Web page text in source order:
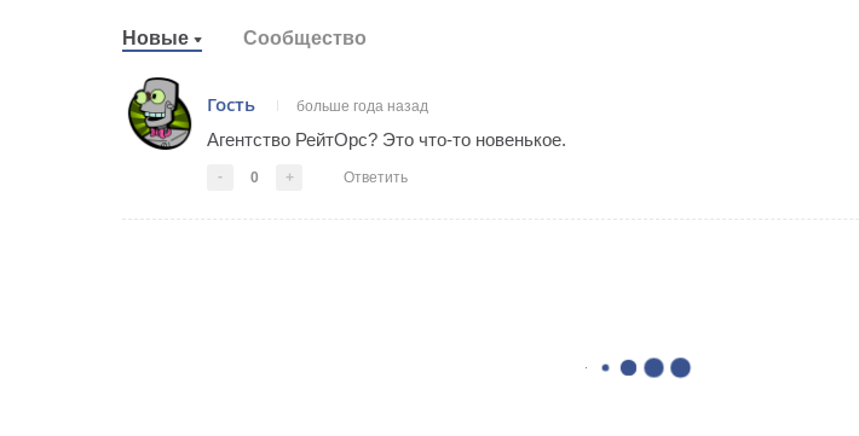
Новые Сообщество
Гость больше года назад
Агентство РейтОрс? Это что-то новенькое.
- 0 + Ответить